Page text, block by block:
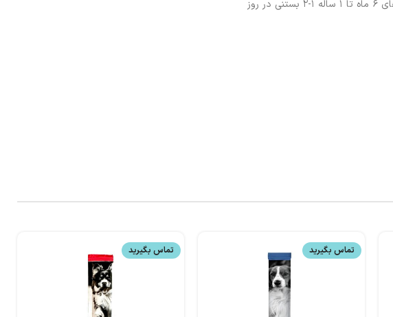
این بستنی را به عنوان یک میان وعده به توله سگ خود بدهید. به توله سگ های ۳ تا ۶ ماهه ۱/۲-۱ بستنی در روز و به توله سگ های ۶ ماه تا ۱ ساله ۱-۲ بستنی در روز
تماس بگیرید تماس بگیرید